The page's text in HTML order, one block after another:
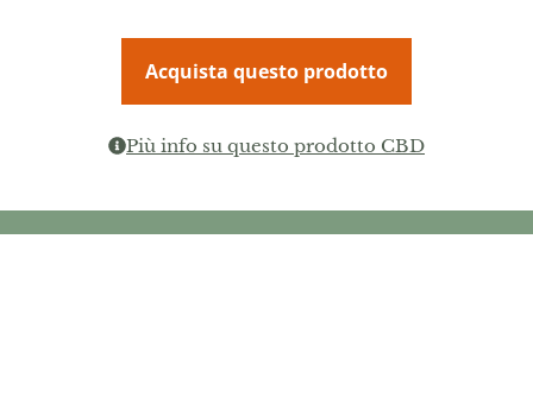
Acquista questo prodotto
Più info su questo prodotto CBD